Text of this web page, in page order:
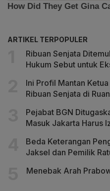
ARTIKEL TERPOPULER
Ribuan Senjata
Hukum Sebut untuk
Ini Profil Mantan
Ribuan Senjata di
Pejabat BGN
Masuk Jakarta Harus
Beda Keterangan
Jaksel dan Pemilik
Menebak Arah